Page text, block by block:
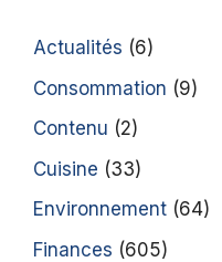
Actualités (6)
Consommation (9)
Contenu (2)
Cuisine (33)
Environnement (64)
Finances (605)